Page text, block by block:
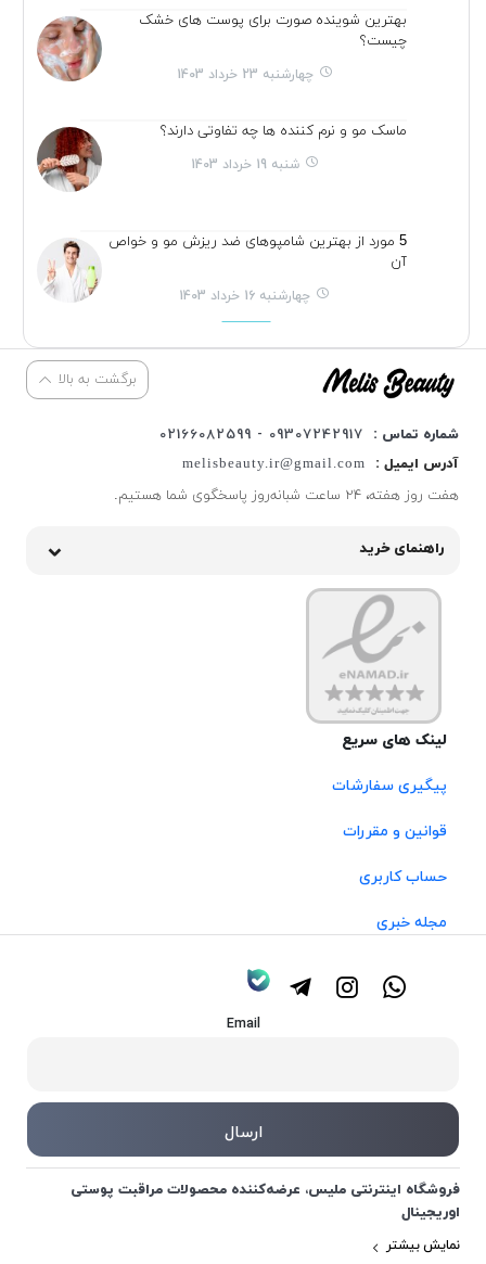
بهترین شوینده صورت برای پوست های خشک
چیست؟
چهارشنبه 23 خرداد 1403
ماسک مو و نرم کننده ها چه تفاوتی دارند؟
شنبه 19 خرداد 1403
5 مورد از بهترین شامپوهای ضد ریزش مو و خواص
آن
چهارشنبه 16 خرداد 1403
برگشت به بالا
شماره تماس :
09307242917 - 02166082599
آدرس ایمیل :
melisbeauty.ir@gmail.com
هفت روز هفته، ۲۴ ساعت شبانه‌روز پاسخگوی شما هستیم.
راهنمای خرید
لینک های سریع
پیگیری سفارشات
قوانین و مقررات
حساب کاربری
مجله خبری
Email
فروشگاه اینترنتی ملیس، عرضه‌کننده محصولات مراقبت پوستی
اوریجینال
نمایش بیشتر